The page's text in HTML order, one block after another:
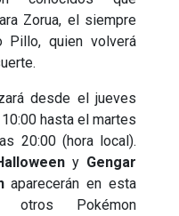
Zorua, el siempre
Pillo, quien volverá
desde el jueves
hasta el martes
20:00 (hora local).
y Gengar
aparecerán en esta
otros Pokémon